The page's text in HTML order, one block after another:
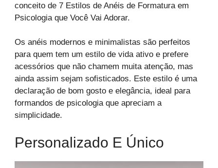
conceito de 7 Estilos de Anéis de Formatura em
Psicologia que Você Vai Adorar.
Os anéis modernos e minimalistas são perfeitos
para quem tem um estilo de vida ativo e prefere
acessórios que não chamem muita atenção, mas
ainda assim sejam sofisticados. Este estilo é uma
declaração de bom gosto e elegância, ideal para
formandos de psicologia que apreciam a
simplicidade.
Personalizado E Único